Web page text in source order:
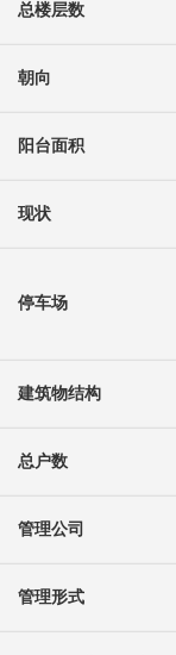
总楼层数
朝向
阳台面积
现状
停车场
建筑物结构
总户数
管理公司
管理形式